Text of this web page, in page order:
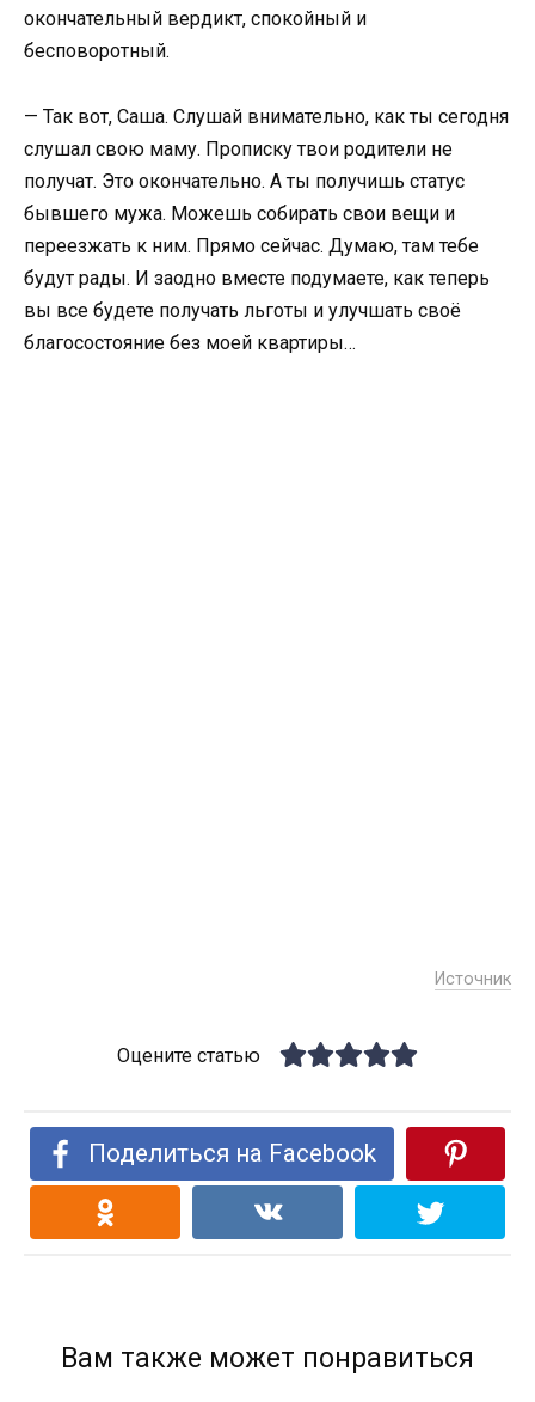
окончательный вердикт, спокойный и
бесповоротный.
— Так вот, Саша. Слушай внимательно, как ты сегодня
слушал свою маму. Прописку твои родители не
получат. Это окончательно. А ты получишь статус
бывшего мужа. Можешь собирать свои вещи и
переезжать к ним. Прямо сейчас. Думаю, там тебе
будут рады. И заодно вместе подумаете, как теперь
вы все будете получать льготы и улучшать своё
благосостояние без моей квартиры…
Источник
Оцените статью
Поделиться на Facebook
Вам также может понравиться